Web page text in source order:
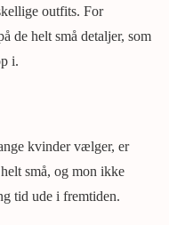
outfits. For
de helt små detaljer, som
i.
kvinder vælger, er
små, og mon ikke
tid ude i fremtiden.